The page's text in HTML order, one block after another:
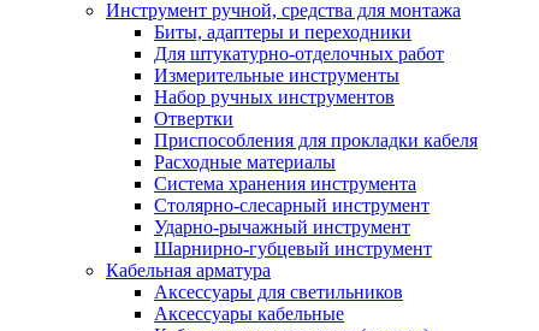
Инструмент ручной, средства для монтажа
Биты, адаптеры и переходники
Для штукатурно-отделочных работ
Измерительные инструменты
Набор ручных инструментов
Отвертки
Приспособления для прокладки кабеля
Расходные материалы
Система хранения инструмента
Столярно-слесарный инструмент
Ударно-рычажный инструмент
Шарнирно-губцевый инструмент
Кабельная арматура
Аксессуары для светильников
Аксессуары кабельные